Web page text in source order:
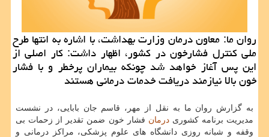
روان ما: معاون درمان وزارت بهداشت، با اشاره به انتها طرح
ملی كنترل فشارخون در كشور، اظهار داشت: كار اصلی از
این پس آغاز خواهد شد چونكه بیماران پرخطر و با فشار
خون بالا نیازمند دریافت خدمات درمانی هستند
به گزارش روان ما به نقل از مهر، قاسم جان بابایی، در نشست
مدیریت برنامه كشوریدرمان فشار خون ضمن تقدیر از زحمات بی
وقفه و شبانه روزی دانشگاه های علوم پزشكی، مراكز درمانی و